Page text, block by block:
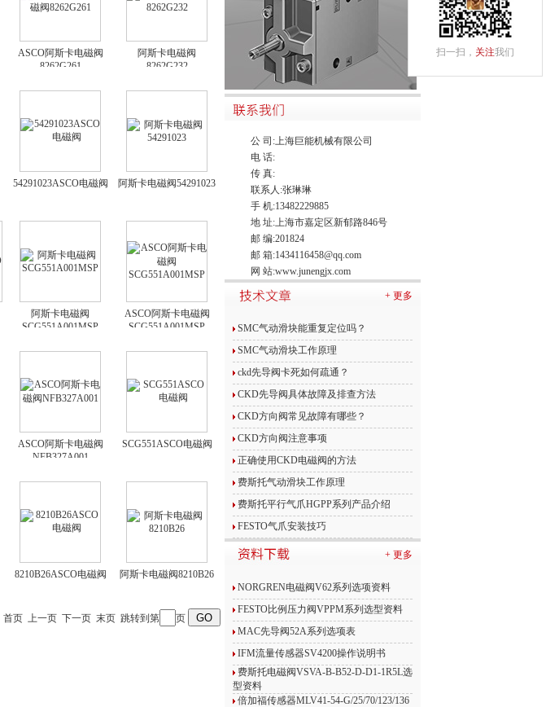
扫一扫， 关注我们
ASCO阿斯卡电磁阀
8262G261
阿斯卡电磁阀
8262G232
54291023ASCO电磁阀 阿斯卡电磁阀54291023
阿斯卡电磁阀
SCG551A001MSP
ASCO阿斯卡电磁阀
SCG551A001MSP
ASCO阿斯卡电磁阀
NFB327A001
SCG551ASCO电磁阀
8210B26ASCO电磁阀 阿斯卡电磁阀8210B26
首页 上一页 下一页 末页跳转到第 页
公 司:上海巨能机械有限公司
电 话:
传 真:
联系人:张琳琳
手 机:13482229885
地 址:上海市嘉定区新郁路846号
邮 编:201824
邮 箱:1434116458@qq.com
网 站:www.junengjx.com
+ 更多
SMC气动滑块能重复定位吗？
SMC气动滑块工作原理
ckd先导阀卡死如何疏通？
CKD先导阀具体故障及排查方法
CKD方向阀常见故障有哪些？
CKD方向阀注意事项
正确使用CKD电磁阀的方法
费斯托气动滑块工作原理
费斯托平行气爪HGPP系列产品介绍
FESTO气爪安装技巧
+ 更多
NORGREN电磁阀V62系列选项资料
FESTO比例压力阀VPPM系列选型资料
MAC先导阀52A系列选项表
IFM流量传感器SV4200操作说明书
费斯托电磁阀VSVA-B-B52-D-D1-1R5L选
型资料
倍加福传感器MLV41-54-G/25/70/123/136